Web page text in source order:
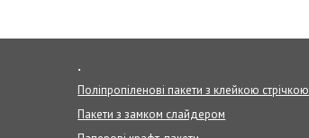
.
Поліпропіленові пакети з клейкою стрічкою
Пакети з замком слайдером